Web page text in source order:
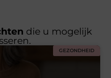
die u mogelijk
GEZONDHEID